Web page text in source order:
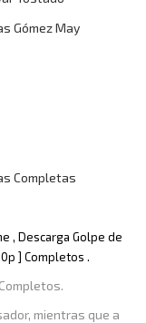
Gómez May
Completas
, Descarga Golpe de
] Completos .
mientras que a